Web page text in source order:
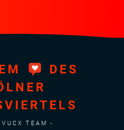
DES
TEAM -